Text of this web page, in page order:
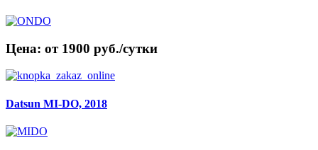
Цена: от 1900 руб./сутки
Datsun MI-DO, 2018